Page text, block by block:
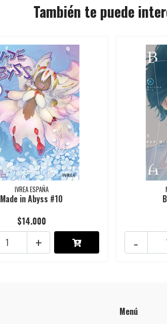
También te puede
IVREA ESPAÑA
Made in Abyss #10
$14.000
+ -
Menú